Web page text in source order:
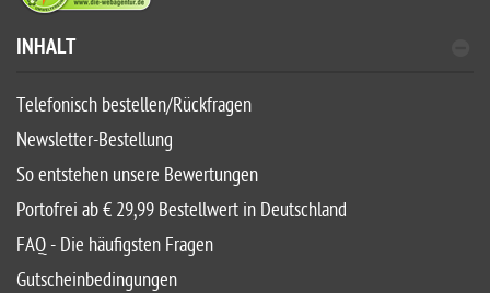
INHALT
Telefonisch bestellen/Rückfragen
Newsletter-Bestellung
So entstehen unsere Bewertungen
Portofrei ab € 29,99 Bestellwert in Deutschland
FAQ - Die häufigsten Fragen
Gutscheinbedingungen